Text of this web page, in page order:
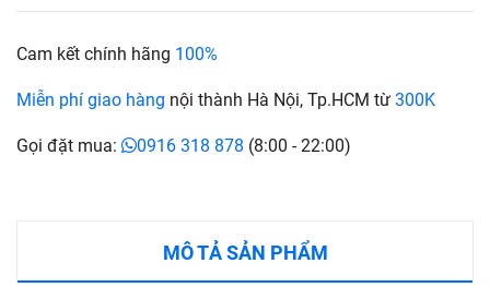
Cam kết chính hãng 100%
Miễn phí giao hàng nội thành Hà Nội, Tp.HCM từ 300K
Gọi đặt mua: 0916 318 878 (8:00 - 22:00)
MÔ TẢ SẢN PHẨM